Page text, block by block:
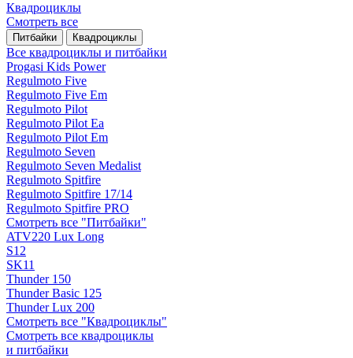
Квадроциклы
Смотреть все
Питбайки Квадроциклы
Все квадроциклы и питбайки
Progasi Kids Power
Regulmoto Five
Regulmoto Five Em
Regulmoto Pilot
Regulmoto Pilot Ea
Regulmoto Pilot Em
Regulmoto Seven
Regulmoto Seven Medalist
Regulmoto Spitfire
Regulmoto Spitfire 17/14
Regulmoto Spitfire PRO
Смотреть все "Питбайки"
ATV220 Lux Long
S12
SK11
Thunder 150
Thunder Basic 125
Thunder Lux 200
Смотреть все "Квадроциклы"
Смотреть все квадроциклы
и питбайки